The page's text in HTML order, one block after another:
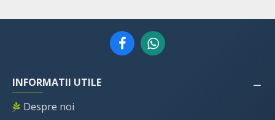
INFORMATII UTILE
Despre noi